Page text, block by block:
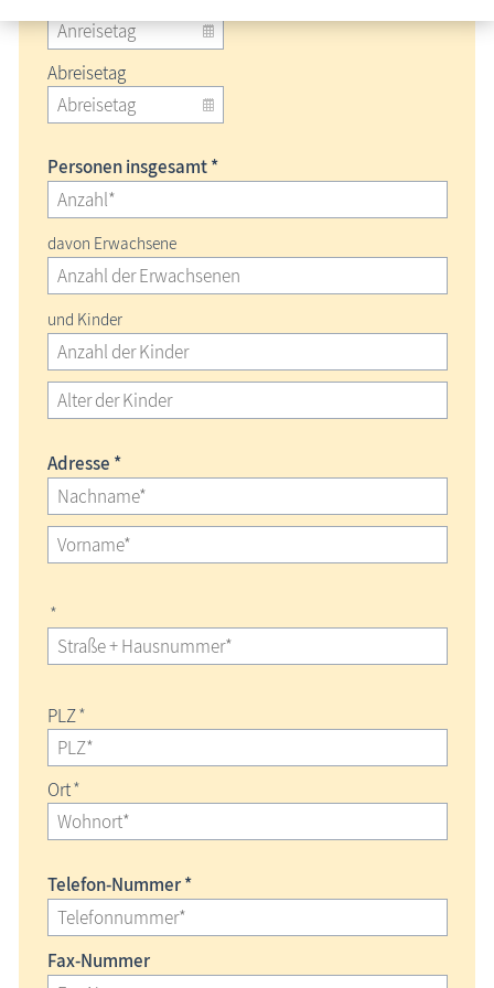
Abreisetag
Personen insgesamt *
davon Erwachsene
und Kinder
Adresse *
*
PLZ*
Ort*
Telefon-Nummer *
Fax-Nummer